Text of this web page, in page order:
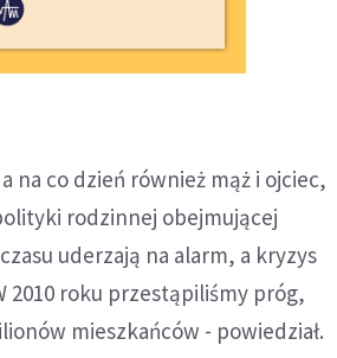
na co dzień również mąż i ojciec,
rodzinnej obejmującej
uderzają na alarm, a kryzys
2010 roku przestąpiliśmy próg,
mieszkańców - powiedział.